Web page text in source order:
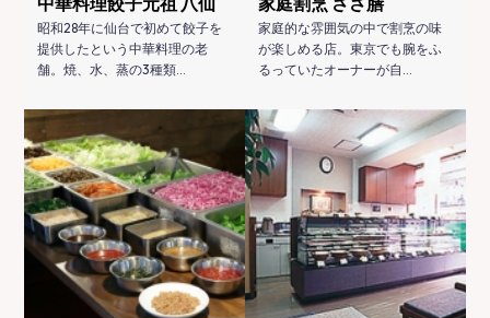
昭和28年に仙台で初めて餃子を
提供したという中華料理の老
舗。焼、水、蒸の3種類…
家庭的な雰囲気の中で割烹の味
が楽しめる店。東京でも腕をふ
るっていたオーナーが自…